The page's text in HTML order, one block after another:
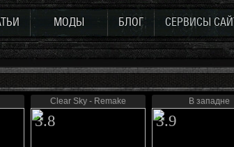
МОДЫ БЛОГ СЕРВИСЫ
Clear Sky - Remake
3.8
В западне
3.9